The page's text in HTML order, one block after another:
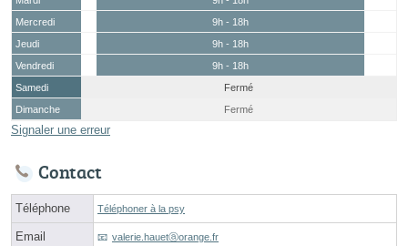
Mercredi
9h - 18h
Jeudi
9h - 18h
Vendredi
9h - 18h
Samedi
Fermé
Dimanche
Fermé
Signaler une erreur
Contact
Téléphone Téléphoner à la psy
Email valerie.hauetⓐorange.fr